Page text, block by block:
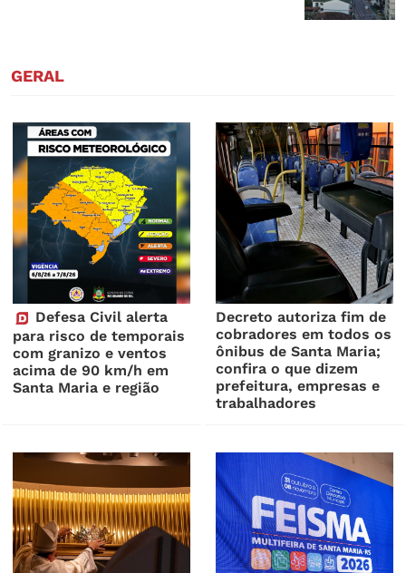
GERAL
Defesa Civil alerta
para risco de temporais
com granizo e ventos
acima de 90 km/h em
Santa Maria e região
Decreto autoriza fim de
cobradores em todos os
ônibus de Santa Maria;
confira o que dizem
prefeitura, empresas e
trabalhadores